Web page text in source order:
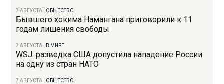
7 АВГУСТА ОБЩЕСТВО
Бывшего хокима Намангана приговорили к 11
годам лишения свободы
7 АВГУСТА В МИРЕ
WSJ: разведка США допустила нападение России
на одну из стран НАТО
7 АВГУСТА ОБЩЕСТВО